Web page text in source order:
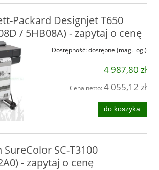
Packard Designjet T650
/ 5HB08A) - zapytaj o cenę
Dostępność:dostępne (mag. log.)
4 987,80 zł
Cena netto:4 055,12 zł
do koszyka
SC-T3100
- zapytaj o cenę